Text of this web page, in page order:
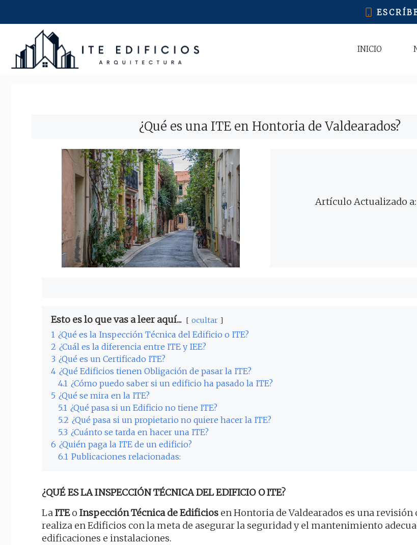
contenido
INICIO
¿Qué es una ITE en Hontoria de Valdearados?
Artículo Actualizado
Esto es lo que vas a leer aquí... ocultar
1 ¿Qué es la Inspección Técnica del Edificio o ITE?
2 ¿Cuál es la diferencia entre ITE y IEE?
3 ¿Qué es un Certificado ITE?
4 ¿Qué Edificios tienen Obligación de pasar la ITE?
4.1 ¿Cómo puedo saber si un edificio ha pasado la ITE?
5 ¿Qué se mira en la ITE?
5.1 ¿Qué pasa si un Edificio no tiene ITE?
5.2 ¿Qué pasa si un propietario no quiere hacer la ITE?
5.3 ¿Cuánto se tarda en hacer una ITE?
6 ¿Quién paga la ITE de un edificio?
6.1 Publicaciones relacionadas:
¿QUÉ ES LA INSPECCIÓN TÉCNICA DEL EDIFICIO O ITE?
LaITEo Inspección Técnica de Edificios en Hontoria de Valdearados es una
realiza en Edificios con la meta de asegurar la seguridad y el mantenimiento
edificaciones e instalaciones.